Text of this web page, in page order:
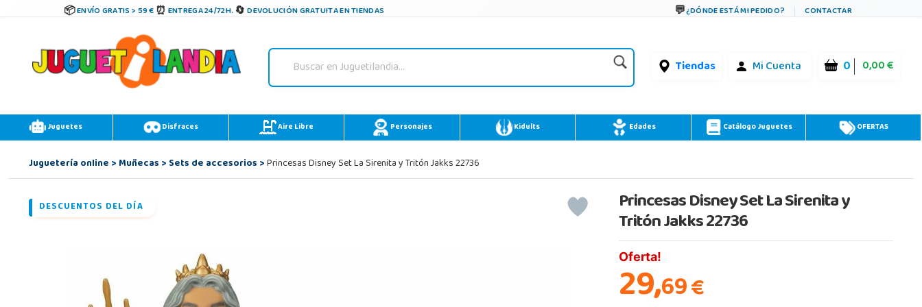
ENVÍO GRATIS > 59 € ENTREGA 24/72H. DEVOLUCIÓN GRATUITA EN TIENDAS ¿DÓNDE ESTÁ MI PEDIDO? CONTACTAR
Tiendas Mi Cuenta 0 0,00 €
Juguetes Disfraces Aire Libre Personajes Kidults Edades Catálogo Juguetes OFERTAS
Juguetería online>Muñecas>Sets de accesorios>Princesas Disney Set La Sirenita y Tritón Jakks 22736
DESCUENTOS DEL DÍA Princesas Disney Set La Sirenita y
Tritón Jakks 22736
Oferta!
29,69€